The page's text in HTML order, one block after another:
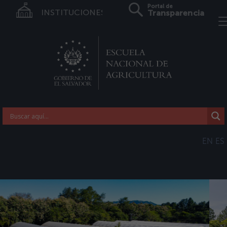
INSTITUCIONES
Portal de
Transparencia
EN ES